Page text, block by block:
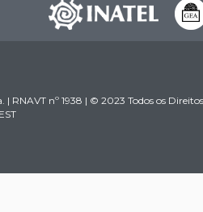
RNAVT nº 1938 | © 2023 Todos os Direitos